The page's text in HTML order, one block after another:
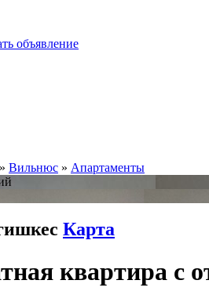
объявление
» Вильнюс » Апартаменты
Карта
квартира с